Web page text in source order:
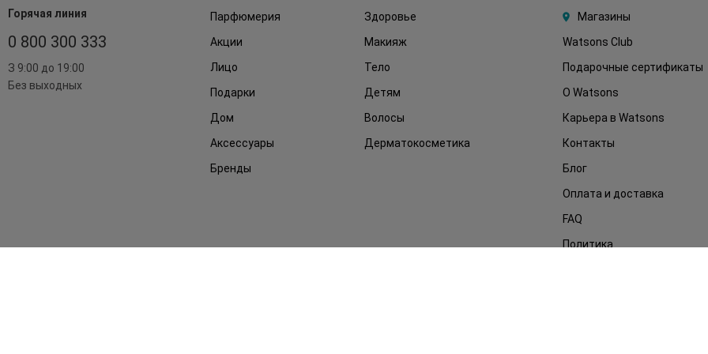
Горячая линия
0 800 300 333
З 9:00 до 19:00
Без выходных
Парфюмерия
Здоровье
Акции
Макияж
Лицо
Тело
Подарки
Детям
Дом
Волосы
Аксессуары
Дерматокосметика
Бренды
Магазины
Watsons Club
Подарочные сертификаты
О Watsons
Карьера в Watsons
Контакты
Блог
Оплата и доставка
FAQ
Политика